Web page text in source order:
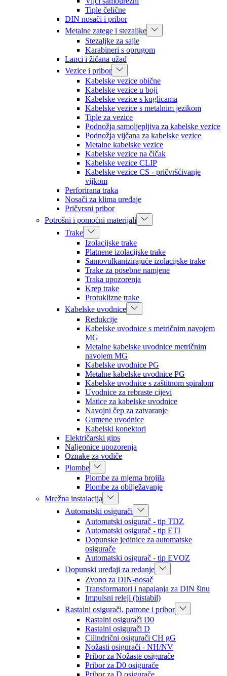
Tiple čelične
DIN nosači i pribor
Metalne zatege i stezaljke
Stezaljke za sajle
Karabineri s oprugom
Lanci i žičana užad
Vezice i pribor
Kabelske vezice obične
Kabelske vezice u boji
Kabelske vezice s kuglicama
Kabelske vezice s metalnim jezikom
Tiple za vezice
Podnožja samoljepljiva za kabelske vezice
Podnožja vijčana za kabelske vezice
Metalne kabelske vezice
Kabelske vezice na čičak
Kabelske vezice CLIP
Kabelske vezice CS - pričvršćivanje
vijkom
Perforirana traka
Nosači za klima uređaje
Pričvrsni pribor
Potrošni i pomoćni materijali
Trake
Izolacijske trake
Platnene izolacijske trake
Samovulkanizirajuće izolacijske trake
Trake za posebne namjene
Traka upozorenja
Krep trake
Protuklizne trake
Kabelske uvodnice
Redukcije
Kabelske uvodnice s metričnim navojem
MG
Metalne kabelske uvodnice metričnim
navojem MG
Kabelske uvodnice PG
Metalne kabelske uvodnice PG
Kabelske uvodnice s zaštitnom spiralom
Uvodnice za rebraste cijevi
Matice za kabelske uvodnice
Navojni čep za zatvaranje
Gumene uvodnice
Kabelski konektori
Električarski gips
Naljepnice upozorenja
Oznake za vodiče
Plombe
Plombe za mjerna brojila
Plombe za obilježavanje
Mrežna instalacija
Automatski osigurači
Automatski osigurač - tip TDZ
Automatski osigurač - tip ETI
Dopunske jedinice za automatske
osigurače
Automatski osigurač - tip EVOZ
Dopunski uređaji za redanje
Zvono za DIN-nosač
Transformatori i napajanja za DIN šinu
Impulsni releji (bistabil)
Rastalni osigurači, patrone i pribor
Rastalni osigurači D0
Rastalni osigurači D
Cilindrični osigurači CH gG
Nožasti osigurači - NH/NV
Pribor za Nožaste osigurače
Pribor za D0 osigurače